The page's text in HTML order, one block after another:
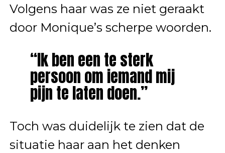
Volgens haar was ze niet geraakt
door Monique’s scherpe woorden.
“Ik ben een te sterk
persoon om iemand mij
pijn te laten doen.”
Toch was duidelijk te zien dat de
situatie haar aan het denken